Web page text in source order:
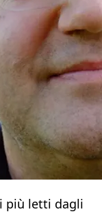
più letti dagli